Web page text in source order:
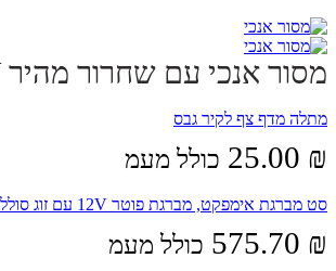
מסור אנכי עם שחרור מהיר 500W
מתלה מדף צף לקיר גבס
25.00 ₪ כולל מעמ
סט מברגת אימפקט, מברגת פוטר 12V עם זוג סוללות 1.5Ah ותיק בד
575.70 ₪ כולל מעמ